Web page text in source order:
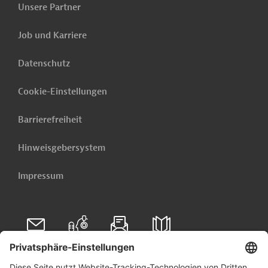
Unsere Partner
Job und Karriere
Datenschutz
Cookie-Einstellungen
Barrierefreiheit
Hinweisgebersystem
Impressum